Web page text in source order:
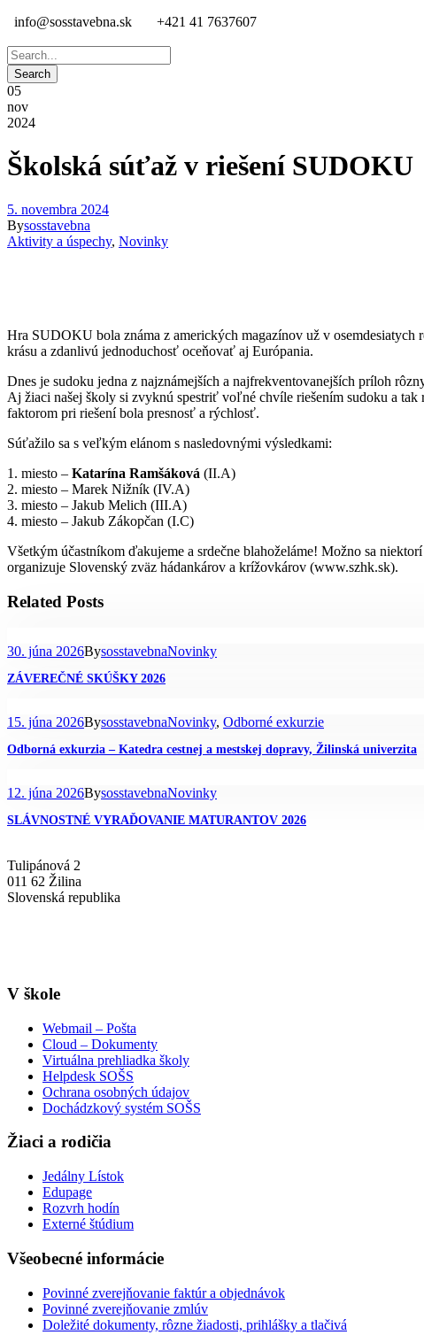
info@sosstavebna.sk
+421 41 7637607
05
nov
2024
Školská súťaž v riešení SUDOKU
5. novembra 2024
Bysosstavebna
Aktivity a úspechy, Novinky
Hra SUDOKU bola známa z amerických magazínov už v
krásu a zdanlivú jednoduchosť oceňovať aj Európania.
Dnes je sudoku jedna z najznámejších a najfrekventovanejších príloh
Aj žiaci našej školy si zvyknú spestriť voľné chvíle riešením sudoku a
faktorom pri riešení bola presnosť a rýchlosť.
Súťažilo sa s veľkým elánom s nasledovnými výsledkami:
1. miesto – Katarína Ramšáková (II.A)
2. miesto – Marek Nižník (IV.A)
3. miesto – Jakub Melich (III.A)
4. miesto – Jakub Zákopčan (I.C)
Všetkým účastníkom ďakujeme a srdečne blahoželáme! Možno sa
organizuje Slovenský zväz hádankárov a krížovkárov (www.szhk.sk).
Related Posts
30. júna 2026BysosstavebnaNovinky
ZÁVEREČNÉ SKÚŠKY 2026
15. júna 2026BysosstavebnaNovinky, Odborné exkurzie
Odborná exkurzia – Katedra cestnej a mestskej dopravy, Žilinská univerzita
12. júna 2026BysosstavebnaNovinky
SLÁVNOSTNÉ VYRAĎOVANIE MATURANTOV 2026
Tulipánová 2
011 62 Žilina
Slovenská republika
V škole
Webmail – Pošta
Cloud – Dokumenty
Virtuálna prehliadka školy
Helpdesk SOŠS
Ochrana osobných údajov
Dochádzkový systém SOŠS
Žiaci a rodičia
Jedálny Lístok
Edupage
Rozvrh hodín
Externé štúdium
Všeobecné informácie
Povinné zverejňovanie faktúr a objednávok
Povinné zverejňovanie zmlúv
Doležité dokumenty, rôzne žiadosti, prihlášky a tlačivá